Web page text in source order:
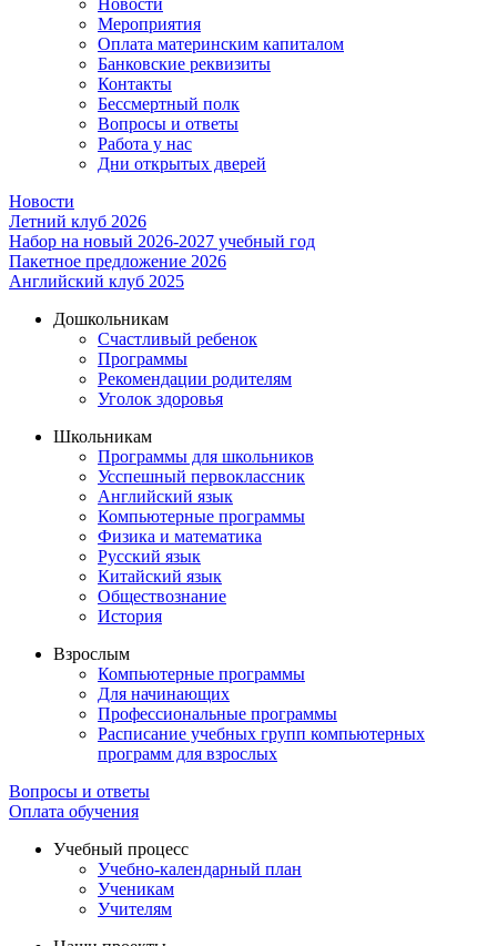
Новости
Мероприятия
Оплата материнским капиталом
Банковские реквизиты
Контакты
Бессмертный полк
Вопросы и ответы
Работа у нас
Дни открытых дверей
Новости
Летний клуб 2026
Набор на новый 2026-2027 учебный год
Пакетное предложение 2026
Английский клуб 2025
Дошкольникам
Счастливый ребенок
Программы
Рекомендации родителям
Уголок здоровья
Школьникам
Программы для школьников
Усспешный первоклассник
Английский язык
Компьютерные программы
Физика и математика
Русский язык
Китайский язык
Обществознание
История
Взрослым
Компьютерные программы
Для начинающих
Профессиональные программы
Расписание учебных групп компьютерных
программ для взрослых
Вопросы и ответы
Оплата обучения
Учебный процесс
Учебно-календарный план
Ученикам
Учителям